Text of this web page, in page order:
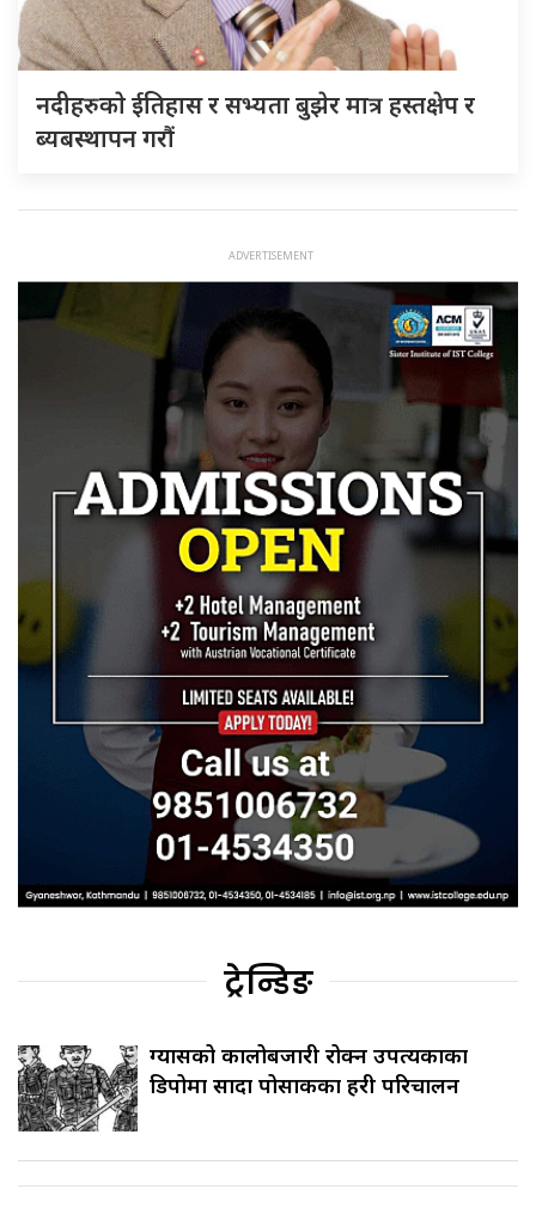
नदीहरुकाे ईतिहास र सभ्यता बुझेर मात्र हस्तक्षेप र
ब्यबस्थापन गराैं
ट्रेन्डिङ
ग्यासको कालोबजारी रोक्न उपत्यकाका
डिपोमा सादा पोसाकका प्रहरी परिचालन